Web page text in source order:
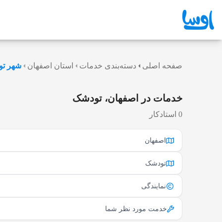
صفحه اصلی دسته‌بندی خدمات استان اصفهان شهر
خدمات در اصفهان، تودشک
0 استادکار
اصفهان
تودشک
نمایندگی
خدمت مورد نظر شما